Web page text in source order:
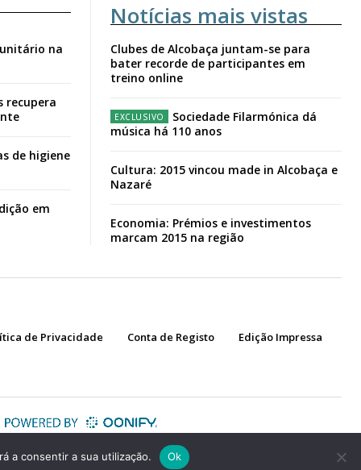
na
recupera
de higiene
em
Notícias mais vistas
Clubes de Alcobaça juntam-se para
bater recorde de participantes em
treino online
Sociedade Filarmónica dá
música há 110 anos
Cultura: 2015 vincou made in Alcobaça e
Nazaré
Economia: Prémios e investimentos
marcam 2015 na região
de Privacidade Conta de Registo Edição Impressa
a consentir a sua utilização. Ok